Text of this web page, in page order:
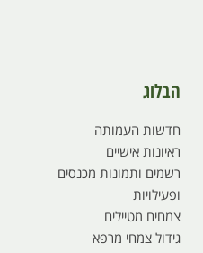
הבלוג
חדשות העמותה
ראיונות אישיים
רשמים ותמונות מכנסים
ופעילויות
צמחים מטיילים
גידול צמחי מרפא